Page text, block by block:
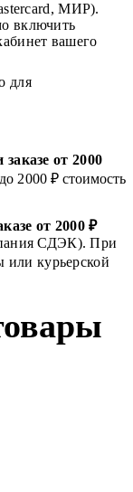
МИР).
включить
вашего
для
заказе от 2000
2000 ₽ стоимость
от 2000 ₽
СДЭК). При
или курьерской